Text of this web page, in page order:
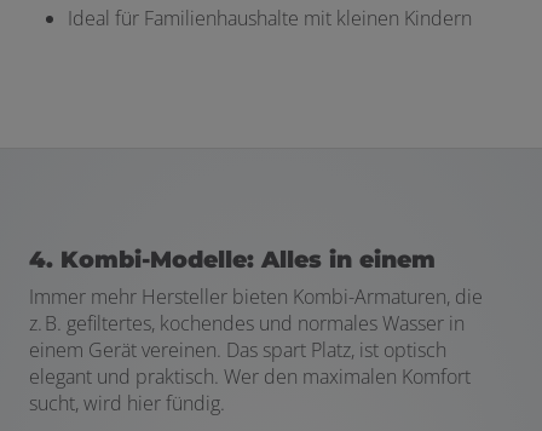
Ideal für Familienhaushalte mit kleinen Kindern
4. Kombi-Modelle: Alles in einem
Immer mehr Hersteller bieten Kombi-Armaturen, die
z. B. gefiltertes, kochendes und normales Wasser in
einem Gerät vereinen. Das spart Platz, ist optisch
elegant und praktisch. Wer den maximalen Komfort
sucht, wird hier fündig.